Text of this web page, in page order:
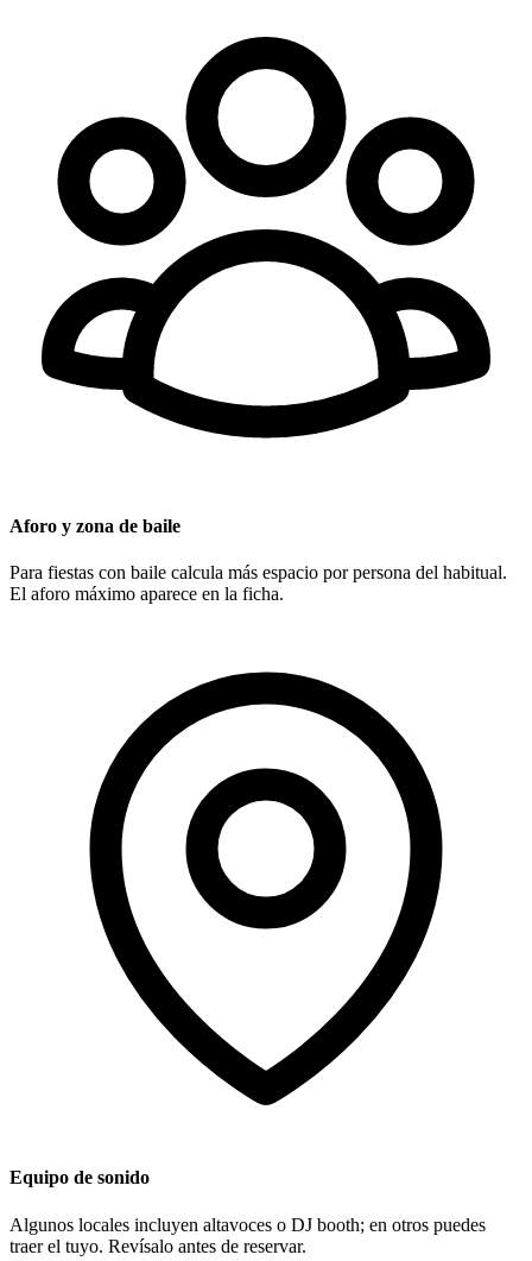
Aforo y zona de baile
Para fiestas con baile calcula más espacio por persona del habitual.
El aforo máximo aparece en la ficha.
Equipo de sonido
Algunos locales incluyen altavoces o DJ booth; en otros puedes
traer el tuyo. Revísalo antes de reservar.